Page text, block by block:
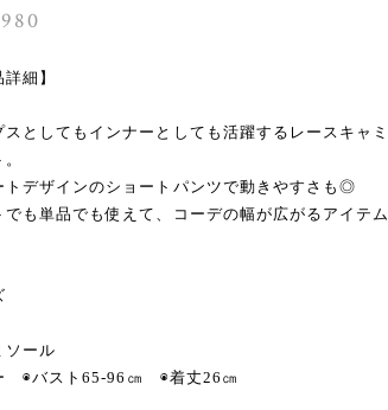
詳細】
スとしてもインナーとしても活躍するレースキャ
トデザインのショートパンツで動きやすさも◎
でも単品でも使えて、コーデの幅が広がるアイテム
ソール
◉バスト65-96㎝ ◉着丈26㎝